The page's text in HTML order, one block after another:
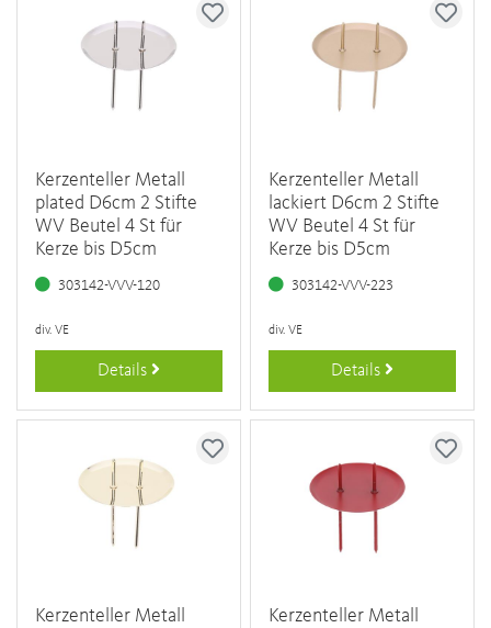
Kerzenteller Metall
plated D6cm 2 Stifte
WV Beutel 4 St für
Kerze bis D5cm
303142-VVV-120
div. VE
Details
Kerzenteller Metall
lackiert D6cm 2 Stifte
WV Beutel 4 St für
Kerze bis D5cm
303142-VVV-223
div. VE
Details
Kerzenteller Metall
Kerzenteller Metall